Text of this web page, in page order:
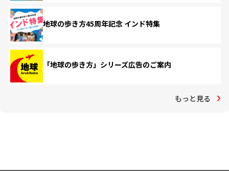
地球の歩き方45周年記念 インド特集
「地球の歩き方」シリーズ広告のご案内
もっと見る